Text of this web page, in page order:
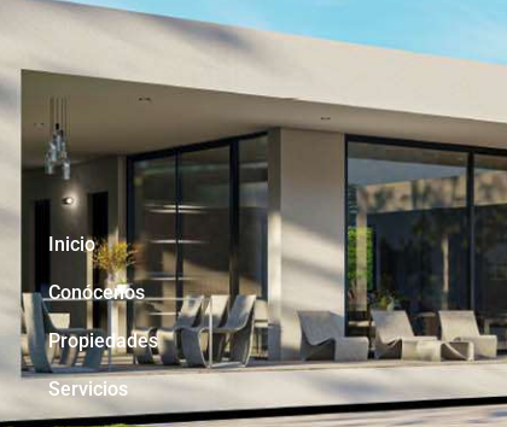
Inicio
Conócenos
Propiedades
Servicios